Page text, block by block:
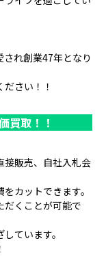
れ創業47年となり
さい！！
買取！！
接販売、自社入札会
カットできます。
だくことが可能で
ています。